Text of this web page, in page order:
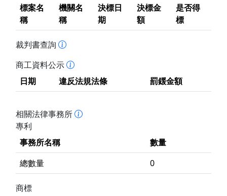
標案名
稱
機關名
稱
決標日
期
決標金
額
是否得
標
裁判書查詢
商工資料公示
日期
違反法規法條 罰鍰金額
相關法律事務所
專利
事務所名稱
數量
總數量
0
商標